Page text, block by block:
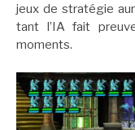
jeux de stratégie
tant l’IA fait
moments.